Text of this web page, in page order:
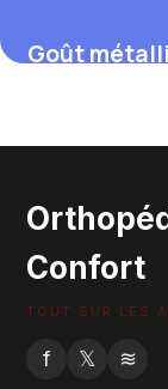
Goût
Confort
TOUT SUR LES
f 𝕏 ≋